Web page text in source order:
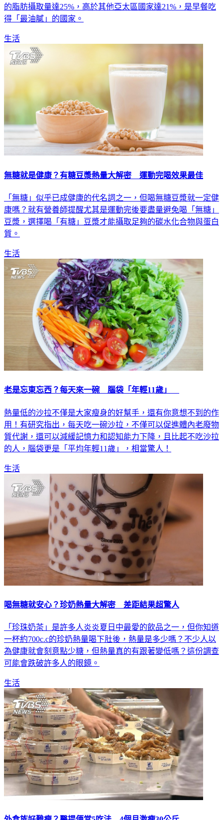
的脂肪攝取量達25%，高於其他亞太區國家達21%，是早餐吃
得「最油膩」的國家。
生活
無糖就是健康？有糖豆漿熱量大解密 運動完喝效果最佳
「無糖」似乎已成健康的代名詞之一，但喝無糖豆漿就一定健
康嗎？就有營養師提醒尤其是運動完後要盡量避免喝「無糖」
豆漿，選擇喝「有糖」豆漿才能攝取足夠的碳水化合物與蛋白
質。
生活
老是忘東忘西？每天來一碗 腦袋「年輕11歲」
熱量低的沙拉不僅是大家瘦身的好幫手，還有你意想不到的作
用！有研究指出，每天吃一碗沙拉，不僅可以促進體內老廢物
質代謝，還可以減緩記憶力和認知能力下降，且比起不吃沙拉
的人，腦袋更是「平均年輕11歲」，相當驚人！
生活
喝無糖就安心？珍奶熱量大解密 差距結果超驚人
「珍珠奶茶」是許多人炎炎夏日中最愛的飲品之一，但你知道
一杯約700c.c的珍奶熱量喝下肚後，熱量是多少嗎？不少人以
為健康就會刻意點少糖，但熱量真的有跟著變低嗎？這份調查
可能會跌破許多人的眼鏡。
生活